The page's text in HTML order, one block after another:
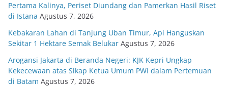
Pertama Kalinya, Periset Diundang dan Pamerkan Hasil Riset
di Istana Agustus 7, 2026
Kebakaran Lahan di Tanjung Uban Timur, Api Hanguskan
Sekitar 1 Hektare Semak Belukar Agustus 7, 2026
Arogansi Jakarta di Beranda Negeri: KJK Kepri Ungkap
Kekecewaan atas Sikap Ketua Umum PWI dalam Pertemuan
di Batam Agustus 7, 2026